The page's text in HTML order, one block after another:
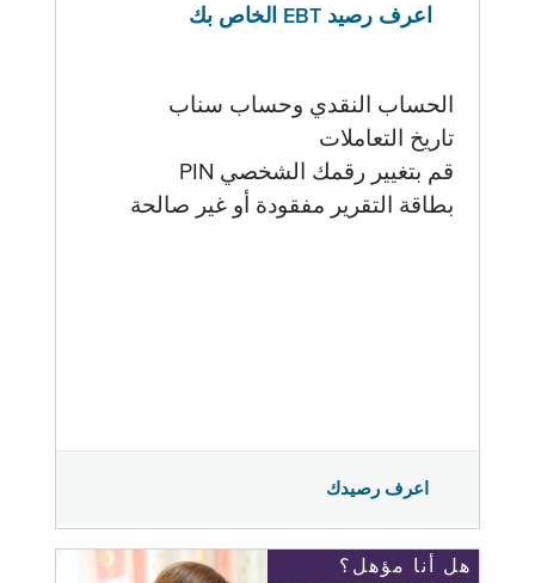
اعرف رصيد EBT الخاص بك
الحساب النقدي وحساب سناب
تاريخ التعاملات
قم بتغيير رقمك الشخصي PIN
بطاقة التقرير مفقودة أو غير صالحة
اعرف رصيدك
هل أنا مؤهل؟